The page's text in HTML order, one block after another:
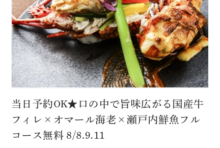
当日予約OK★口の中で旨味広がる国産牛
フィレ×オマール海老×瀬戸内鮮魚フル
コース無料 8/8.9.11